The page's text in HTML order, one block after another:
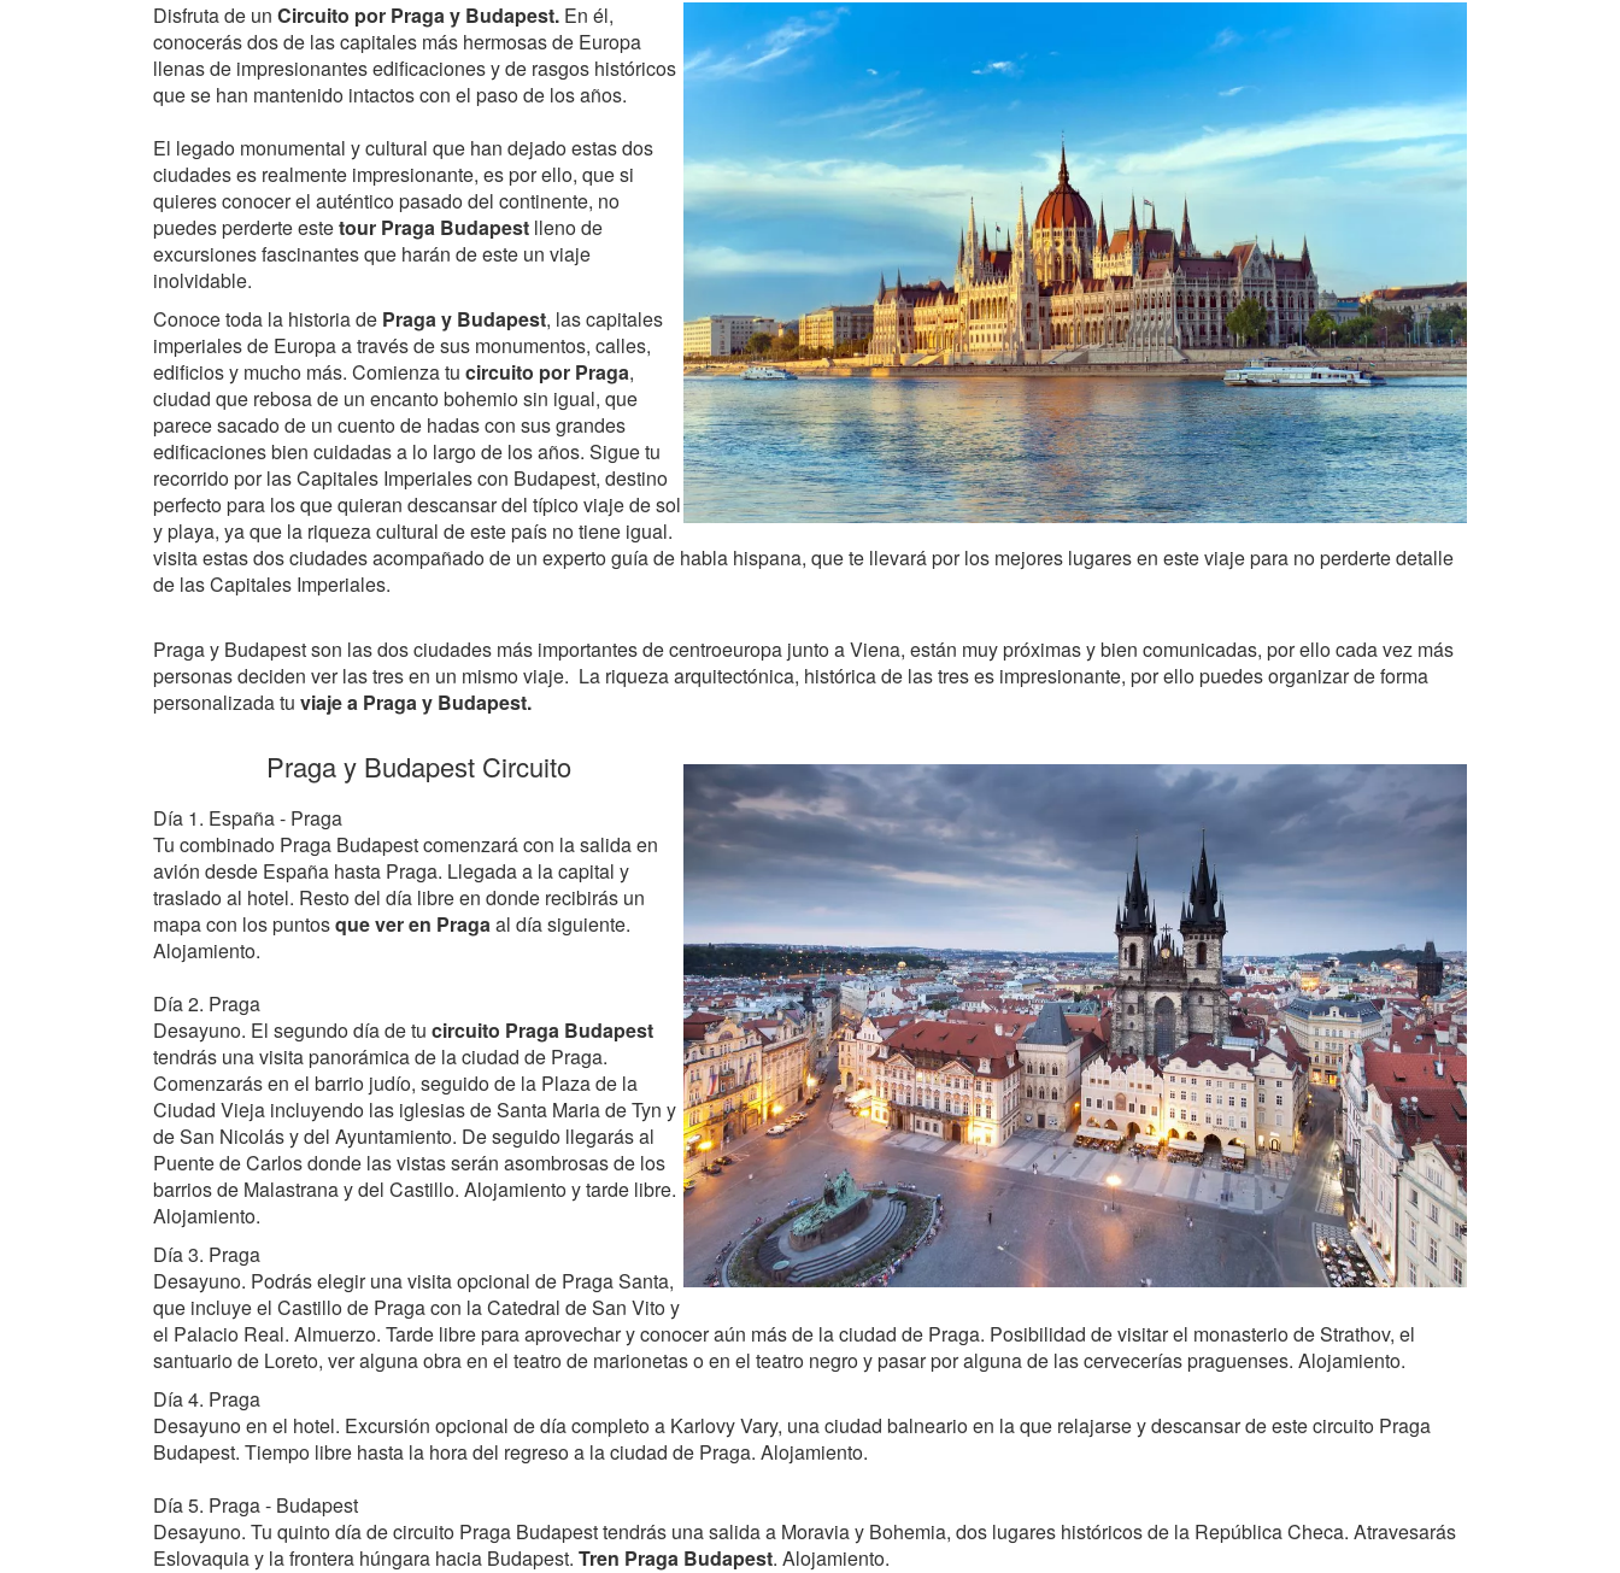
Disfruta de un Circuito por Praga y Budapest. En él,
conocerás dos de las capitales más hermosas de Europa
llenas de impresionantes edificaciones y de rasgos históricos
que se han mantenido intactos con el paso de los años.
El legado monumental y cultural que han dejado estas dos
ciudades es realmente impresionante, es por ello, que si
quieres conocer el auténtico pasado del continente, no
puedes perderte estetour Praga Budapest lleno de
excursiones fascinantes que harán de este un viaje
inolvidable.
Conoce toda la historia de Praga y Budapest, las capitales
imperiales de Europa a través de sus monumentos, calles,
edificios y mucho más. Comienza tu circuito por Praga,
ciudad que rebosa de un encanto bohemio sin igual, que
parece sacado de un cuento de hadas con sus grandes
edificaciones bien cuidadas a lo largo de los años. Sigue tu
recorrido por las Capitales Imperiales con Budapest, destino
perfecto para los que quieran descansar del típico viaje de sol
y playa, ya que la riqueza cultural de este país no tiene igual.
visita estas dos ciudades acompañado de un experto guía de habla hispana, que te llevará por los mejores lugares en este viaje para no perderte detalle
de las Capitales Imperiales.
Praga y Budapest son las dos ciudades más importantes de centroeuropa junto a Viena, están muy próximas y bien comunicadas, por ello cada vez más
personas deciden ver las tres en un mismo viaje. La riqueza arquitectónica, histórica de las tres es impresionante, por ello puedes organizar de forma
personalizada tu viaje a Praga y Budapest.
Praga y Budapest Circuito
Día 1. España - Praga
Tu combinado Praga Budapest comenzará con la salida en
avión desde España hasta Praga. Llegada a la capital y
traslado al hotel. Resto del día libre en donde recibirás un
mapa con los puntosque ver en Pragaal día siguiente.
Alojamiento.
Día 2. Praga
Desayuno. El segundo día de tu circuito Praga Budapest
tendrás una visita panorámica de la ciudad de Praga.
Comenzarás en el barrio judío, seguido de la Plaza de la
Ciudad Vieja incluyendo las iglesias de Santa Maria de Tyn y
de San Nicolás y del Ayuntamiento. De seguido llegarás al
Puente de Carlos donde las vistas serán asombrosas de los
barrios de Malastrana y del Castillo. Alojamiento y tarde libre.
Alojamiento.
Día 3. Praga
Desayuno. Podrás elegir una visita opcional de Praga Santa,
que incluye el Castillo de Praga con la Catedral de San Vito y
el Palacio Real. Almuerzo. Tarde libre para aprovechar y conocer aún más de la ciudad de Praga. Posibilidad de visitar el monasterio de Strathov, el
santuario de Loreto, ver alguna obra en el teatro de marionetas o en el teatro negro y pasar por alguna de las cervecerías praguenses. Alojamiento.
Día 4. Praga
Desayuno en el hotel. Excursión opcional de día completo a Karlovy Vary, una ciudad balneario en la que relajarse y descansar de este circuito Praga
Budapest. Tiempo libre hasta la hora del regreso a la ciudad de Praga. Alojamiento.
Día 5. Praga - Budapest
Desayuno. Tu quinto día de circuito Praga Budapest tendrás una salida a Moravia y Bohemia, dos lugares históricos de la República Checa. Atravesarás
Eslovaquia y la frontera húngara hacia Budapest. Tren Praga Budapest. Alojamiento.